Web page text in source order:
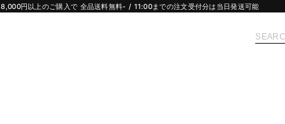
8,000円以上のご購入で 全品送料無料- / 11:00までの注文受付分は当日発送可能